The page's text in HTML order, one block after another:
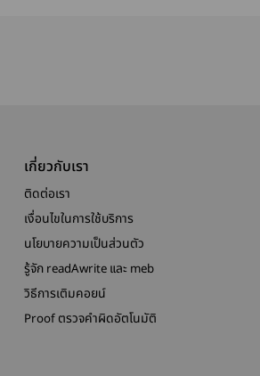
เกี่ยวกับเรา
ติดต่อเรา
เงื่อนไขในการใช้บริการ
นโยบายความเป็นส่วนตัว
รู้จัก readAwrite และ meb
วิธีการเติมคอยน์
Proof ตรวจคำผิดอัตโนมัติ